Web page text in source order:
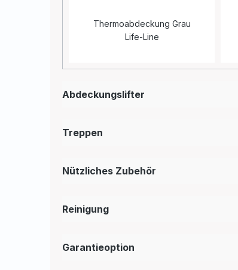
Thermoabdeckung Grau
Life-Line
Abdeckungslifter
Treppen
Nützliches Zubehör
Reinigung
Garantieoption